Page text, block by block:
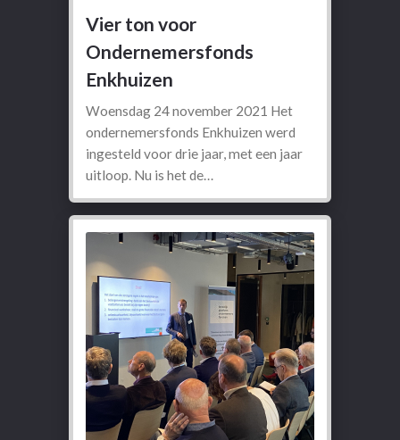
Vier ton voor
Ondernemersfonds
Enkhuizen
Woensdag 24 november 2021 Het
ondernemersfonds Enkhuizen werd
ingesteld voor drie jaar, met een jaar
uitloop. Nu is het de…